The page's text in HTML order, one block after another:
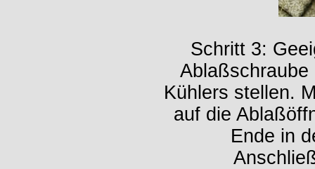
Schritt 3:
Kühlers stellen.
auf die
Ende in